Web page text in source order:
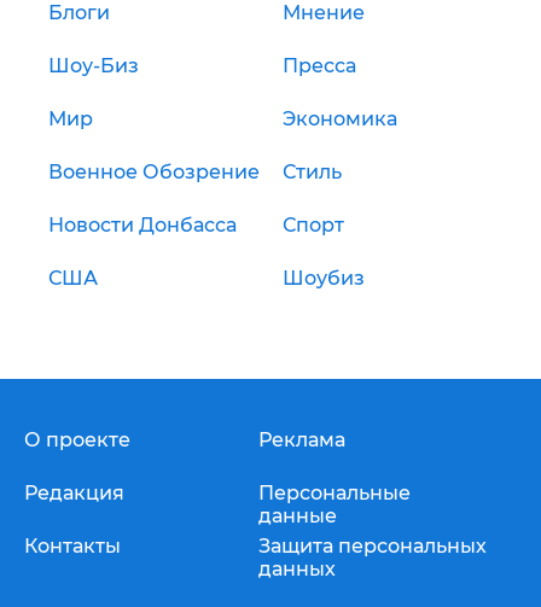
Блоги Мнение
Шоу-Биз Пресса
Мир Экономика
Военное Обозрение Стиль
Новости Донбасса Спорт
США Шоубиз
О проекте
Редакция
Контакты
Реклама
Персональные
данные
Защита персональных
данных